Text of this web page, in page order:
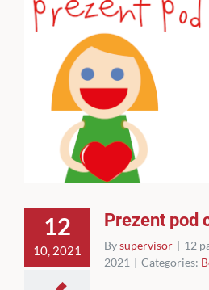
12
10, 2021
Prezent pod
Bysupervisor | 12
2021 | Categories: